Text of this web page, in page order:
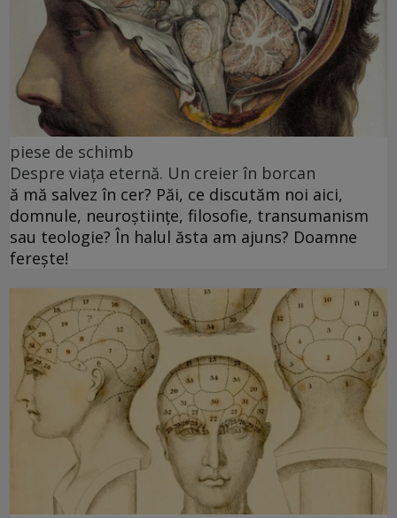
piese de schimb
Despre viața eternă. Un creier în borcan
ă mă salvez în cer? Păi, ce discutăm noi aici,
domnule, neuroștiințe, filosofie, transumanism
sau teologie? În halul ăsta am ajuns? Doamne
ferește!